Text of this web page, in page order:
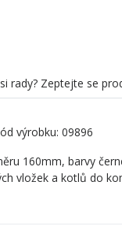
rady? Zeptejte se
výrobku: 09896
160mm, barvy
vložek a kotlů do